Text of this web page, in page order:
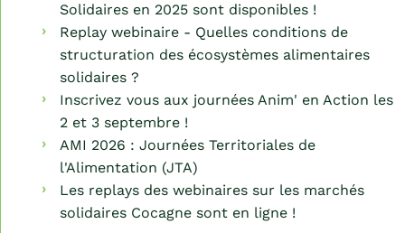
Solidaires en 2025 sont disponibles !
Replay webinaire - Quelles conditions de
structuration des écosystèmes alimentaires
solidaires ?
Inscrivez vous aux journées Anim' en Action les
2 et 3 septembre !
AMI 2026 : Journées Territoriales de
l'Alimentation (JTA)
Les replays des webinaires sur les marchés
solidaires Cocagne sont en ligne !